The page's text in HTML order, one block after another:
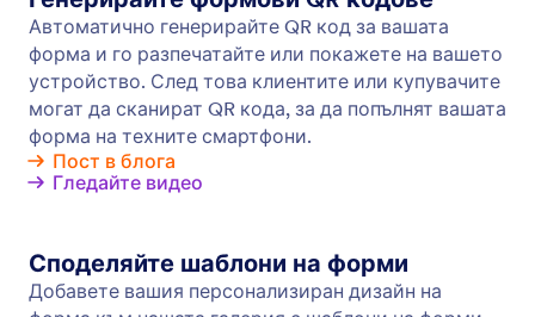
Инструменти за Имейл Маркетинг
Интеграциите за имейл маркетинг на Jotform
улесняват събирането на информация,
плащания и файлове онлайн и автоматично ги
им изпращат до вашия софтуер за имейл
маркетинг! Свържете с популярни
инструменти за имейл маркетинг като
Mailchimp, Constant Contact, ActiveCampaign и